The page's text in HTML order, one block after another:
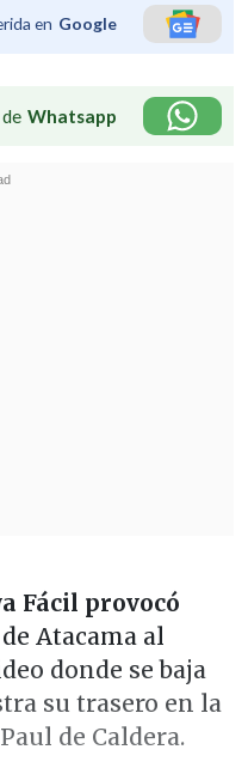
en Google
Whatsapp
Fácil provocó
Atacama al
donde se baja
su trasero en la
de Caldera.